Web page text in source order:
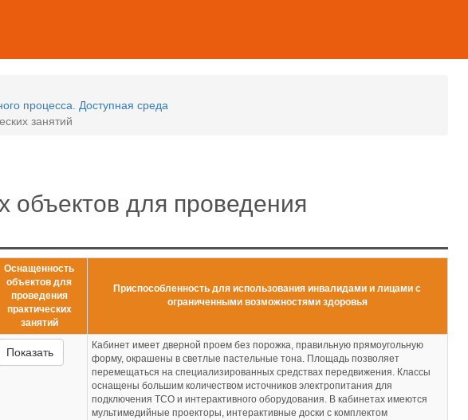
процесса. Доступная среда
занятий
для проведения
Оснащенность
объектов для
проведения
практических
занятий
Приспособленность для использования инвалидами и лицами с
ограниченными возможностями здоровья
Показать
Кабинет имеет дверной проем без порожка, правильную прямоугольную
форму, окрашены в светлые пастельные тона. Площадь позволяет
перемещаться на специализированных средствах передвижения. Классы
оснащены большим количеством источников электропитания для
подключения ТСО и интерактивного оборудования. В кабинетах имеются
мультимедийные проекторы, интерактивные доски с комплектом